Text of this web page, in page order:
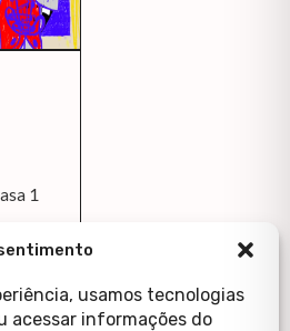
usamos tecnologias
acessar informações do
1